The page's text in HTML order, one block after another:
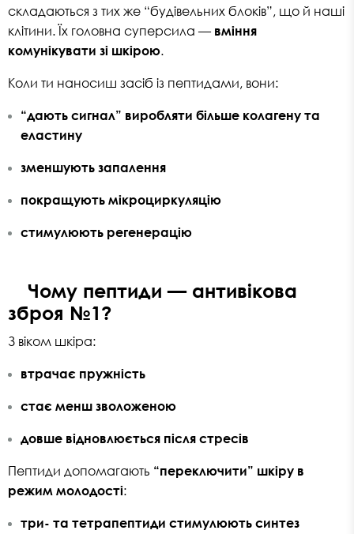
складаються з тих же “будівельних блоків”, що й наші
клітини. Їх головна суперсила — вміння
комунікувати зі шкірою.
Коли ти наносиш засіб із пептидами, вони:
“дають сигнал” виробляти більше колагену та
еластину
зменшують запалення
покращують мікроциркуляцію
стимулюють регенерацію
Чому пептиди — антивікова
зброя №1?
З віком шкіра:
втрачає пружність
стає менш зволоженою
довше відновлюється після стресів
Пептиди допомагають “переключити” шкіру в
режим молодості:
три- та тетрапептиди стимулюють синтез